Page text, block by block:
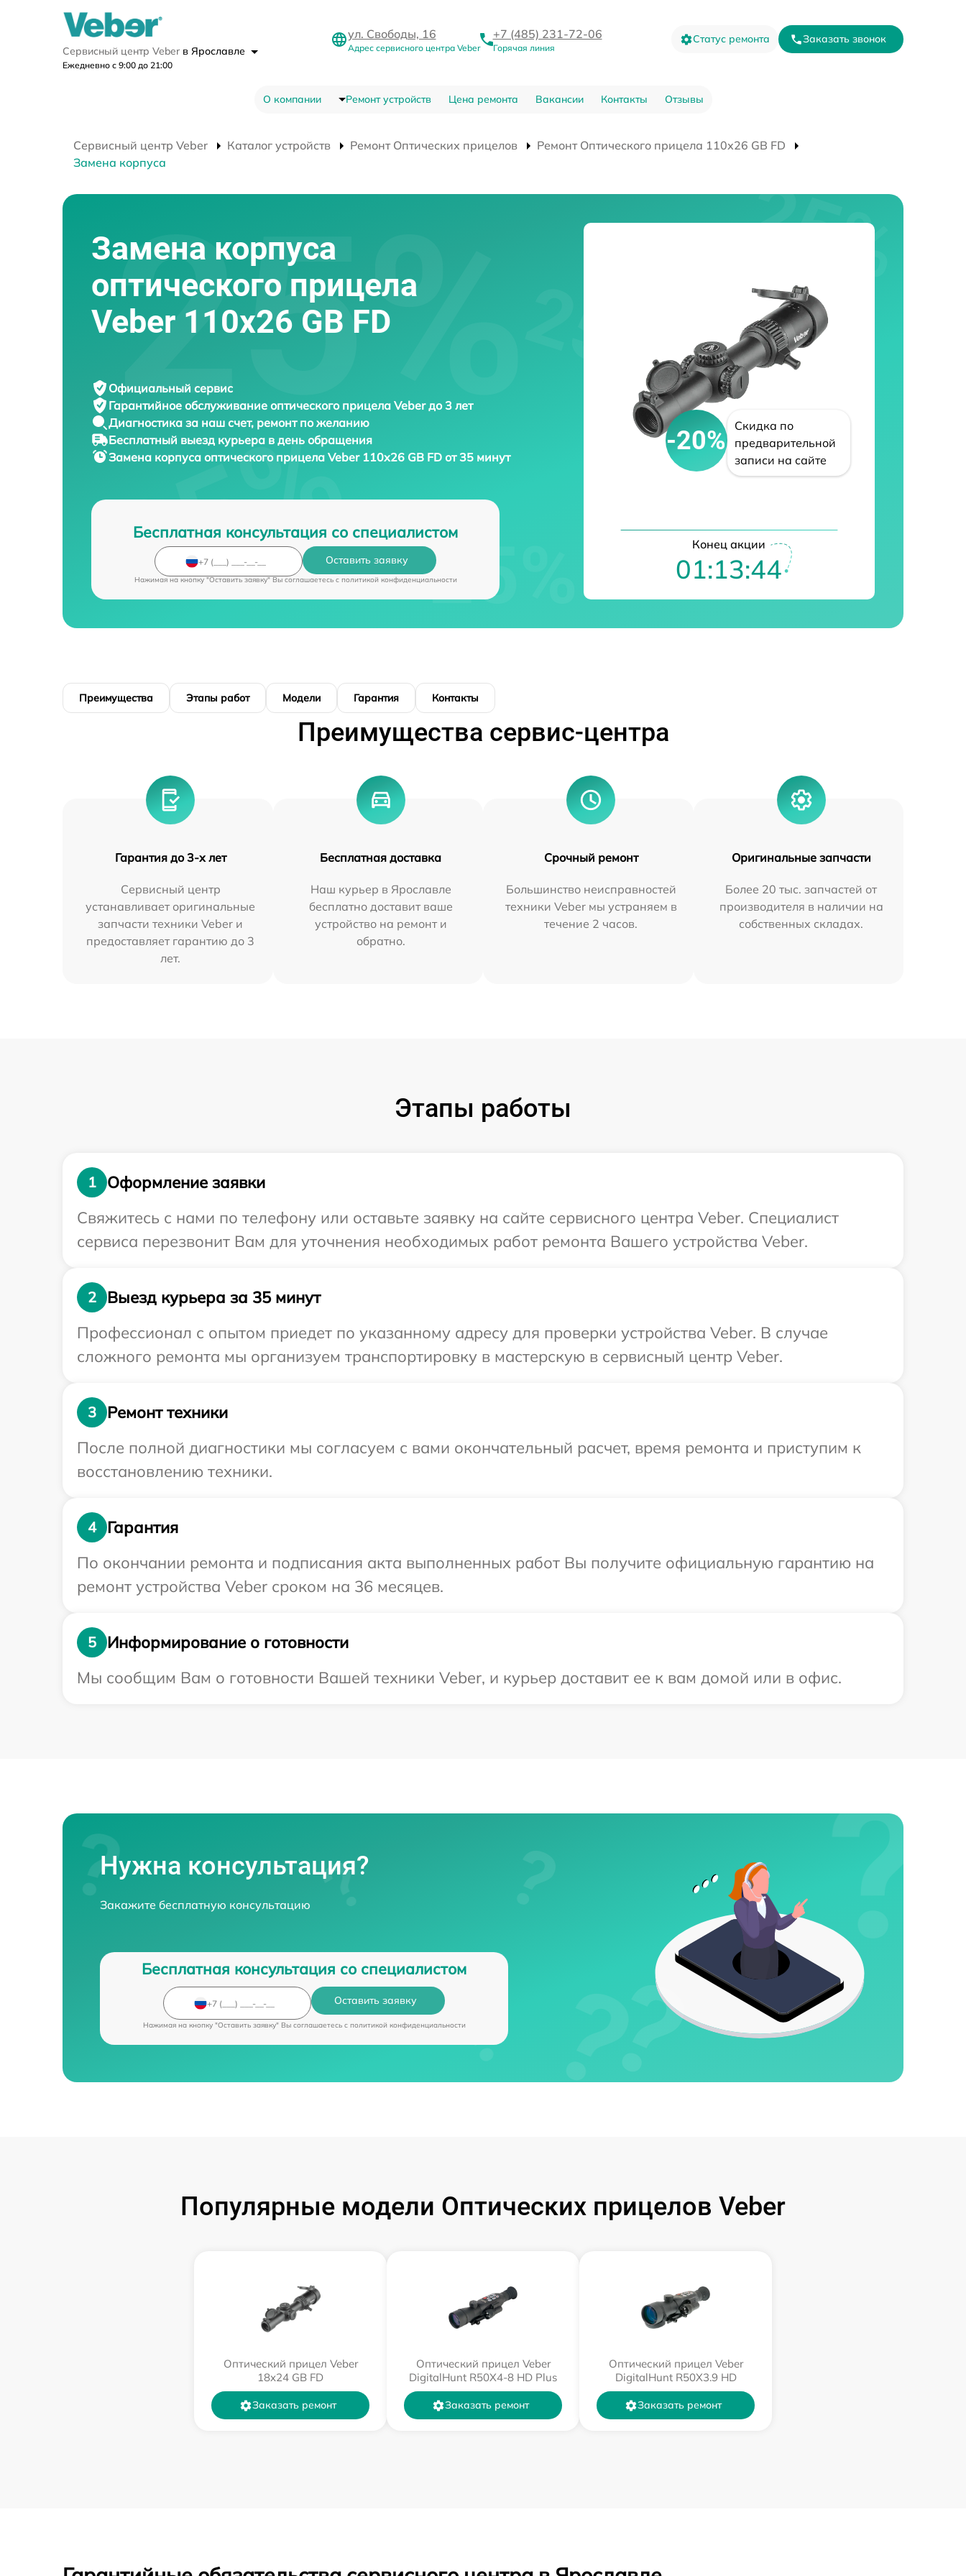
Сервисный центр Veber в Ярославле
Ежедневно с 9:00 до 21:00
ул. Свободы, 16
Адрес сервисного центра Veber
+7 (485) 231-72-06
Горячая линия
Статус ремонта Заказать звонок
О компании Ремонт устройств Цена ремонта Вакансии Контакты Отзывы
Сервисный центр Veber Каталог устройств Ремонт Оптических прицелов
Ремонт Оптического прицела 110х26 GB FD
Замена корпуса
Замена корпуса
оптического прицела
Veber 110х26 GB FD
Официальный сервис
Гарантийное обслуживание оптического прицела Veber до 3 лет
Диагностика за наш счет, ремонт по желанию
Бесплатный выезд курьера в день обращения
Замена корпуса оптического прицела Veber 110х26 GB FD от 35 минут
Бесплатная консультация со специалистом
Оставить заявку
Нажимая на кнопку "Оставить заявку" Вы соглашаетесь c политикой конфиденциальности
-20%
Скидка по
предварительной
записи на сайте
Конец акции
01:13:43
Преимущества Этапы работ Модели Гарантия Контакты
Преимущества сервис-центра
Гарантия до 3-х лет
Сервисный центр
устанавливает оригинальные
запчасти техники Veber и
предоставляет гарантию до 3
лет.
Бесплатная доставка
Наш курьер в Ярославле
бесплатно доставит ваше
устройство на ремонт и
обратно.
Срочный ремонт
Большинство неисправностей
техники Veber мы устраняем в
течение 2 часов.
Оригинальные запчасти
Более 20 тыс. запчастей от
производителя в наличии на
собственных складах.
Этапы работы
1
Оформление заявки
Свяжитесь с нами по телефону или оставьте заявку на сайте сервисного центра Veber. Специалист
сервиса перезвонит Вам для уточнения необходимых работ ремонта Вашего устройства Veber.
2
Выезд курьера за 35 минут
Профессионал с опытом приедет по указанному адресу для проверки устройства Veber. В случае
сложного ремонта мы организуем транспортировку в мастерскую в сервисный центр Veber.
3
Ремонт техники
После полной диагностики мы согласуем с вами окончательный расчет, время ремонта и приступим к
восстановлению техники.
4
Гарантия
По окончании ремонта и подписания акта выполненных работ Вы получите официальную гарантию на
ремонт устройства Veber сроком на 36 месяцев.
5
Информирование о готовности
Мы сообщим Вам о готовности Вашей техники Veber, и курьер доставит ее к вам домой или в офис.
Нужна консультация?
Закажите бесплатную консультацию
Бесплатная консультация со специалистом
Оставить заявку
Нажимая на кнопку "Оставить заявку" Вы соглашаетесь c политикой конфиденциальности
Популярные модели Оптических прицелов Veber
Оптический прицел Veber
18x24 GB FD
Заказать ремонт
Оптический прицел Veber
DigitalHunt R50X4-8 HD Plus
Заказать ремонт
Оптический прицел Veber
DigitalHunt R50X3.9 HD
Заказать ремонт